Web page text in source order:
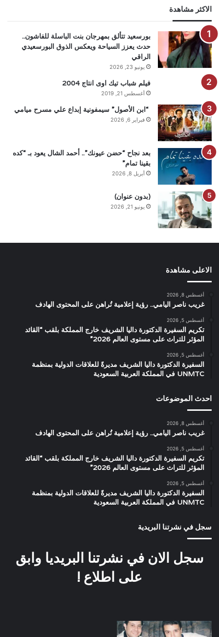
الاكثر مشاهدة
بورسعيد تتألق بمهرجان بنت الباسلة للفاشون..
حدث يعزز السياحة ويعكس الذوق البورسعيدي
الراقي
يونيو 23, 2026
فيلم شباب تيك اوى انتاج 2004
أغسطس 21, 2019
“ابن الأصول” سيمفونية إبداع علي مسرح ميامي
فبراير 6, 2026
بعد نجاح “حضن عيونك”.. أحمد الشال يعود بـ “كده
بقينا تمام”
أبريل 8, 2026
(بدون عنوان)
يونيو 21, 2026
الاعلى مشاهدة
أغسطس 8, 2026
غريب ناصر اليامي.. رؤية إعلامية تُراهن على المحتوى الهادف
أغسطس 5, 2026
تكريم السفيرة الدكتورة داليا الشريف خارج المملكة بلقب “القائد
المؤثر للتراث على مستوى العالم 2026”
أغسطس 5, 2026
السفيرة الدكتورة داليا الشريف مديرةً للعلاقات الدولية بمنظمة
UNMTC في المملكة العربية السعودية
احدث الموضوعات
أغسطس 8, 2026
غريب ناصر اليامي.. رؤية إعلامية تُراهن على المحتوى الهادف
أغسطس 5, 2026
تكريم السفيرة الدكتورة داليا الشريف خارج المملكة بلقب “القائد
المؤثر للتراث على مستوى العالم 2026”
أغسطس 5, 2026
السفيرة الدكتورة داليا الشريف مديرةً للعلاقات الدولية بمنظمة
UNMTC في المملكة العربية السعودية
سجل في نشرتنا البريدية
سجل الان في نشرتنا البريديا وابق
على اطلاع !
هانى
شاكر